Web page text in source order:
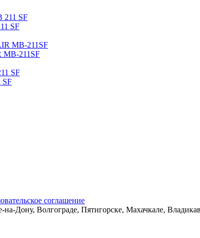
SF
МВ-211SF
SF
соглашение
на-Дону, Волгограде, Пятигорске, Махачкале,